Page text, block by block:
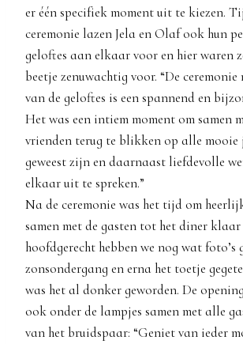
er één specifiek moment uit te kiezen.
ceremonie lazen Jela en Olaf ook hun
geloftes aan elkaar voor en hier waren
beetje zenuwachtig voor. “De ceremonie
van de geloftes is een spannend en
Het was een intiem moment om samen
vrienden terug te blikken op alle mooie
geweest zijn en daarnaast liefdevolle
elkaar uit te spreken.”
Na de ceremonie was het tijd om
samen met de gasten tot het diner
hoofdgerecht hebben we nog wat foto’s
zonsondergang en erna het toetje
was het al donker geworden. De
ook onder de lampjes samen met alle
van het bruidspaar: “Geniet van ieder